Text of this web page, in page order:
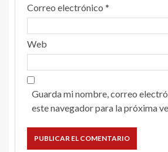
Correo electrónico *
Web
Guarda mi nombre, correo
este navegador para la próxima